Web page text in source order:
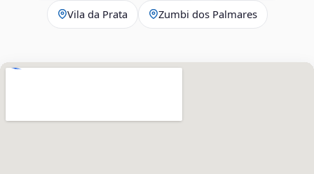
Vila da Prata Zumbi dos Palmares